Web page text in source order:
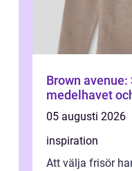
Brown
medelhavet
05 augusti 2026
inspiration
Att välja frisör